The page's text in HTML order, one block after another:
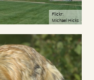
Flickr:
Michael Hicks